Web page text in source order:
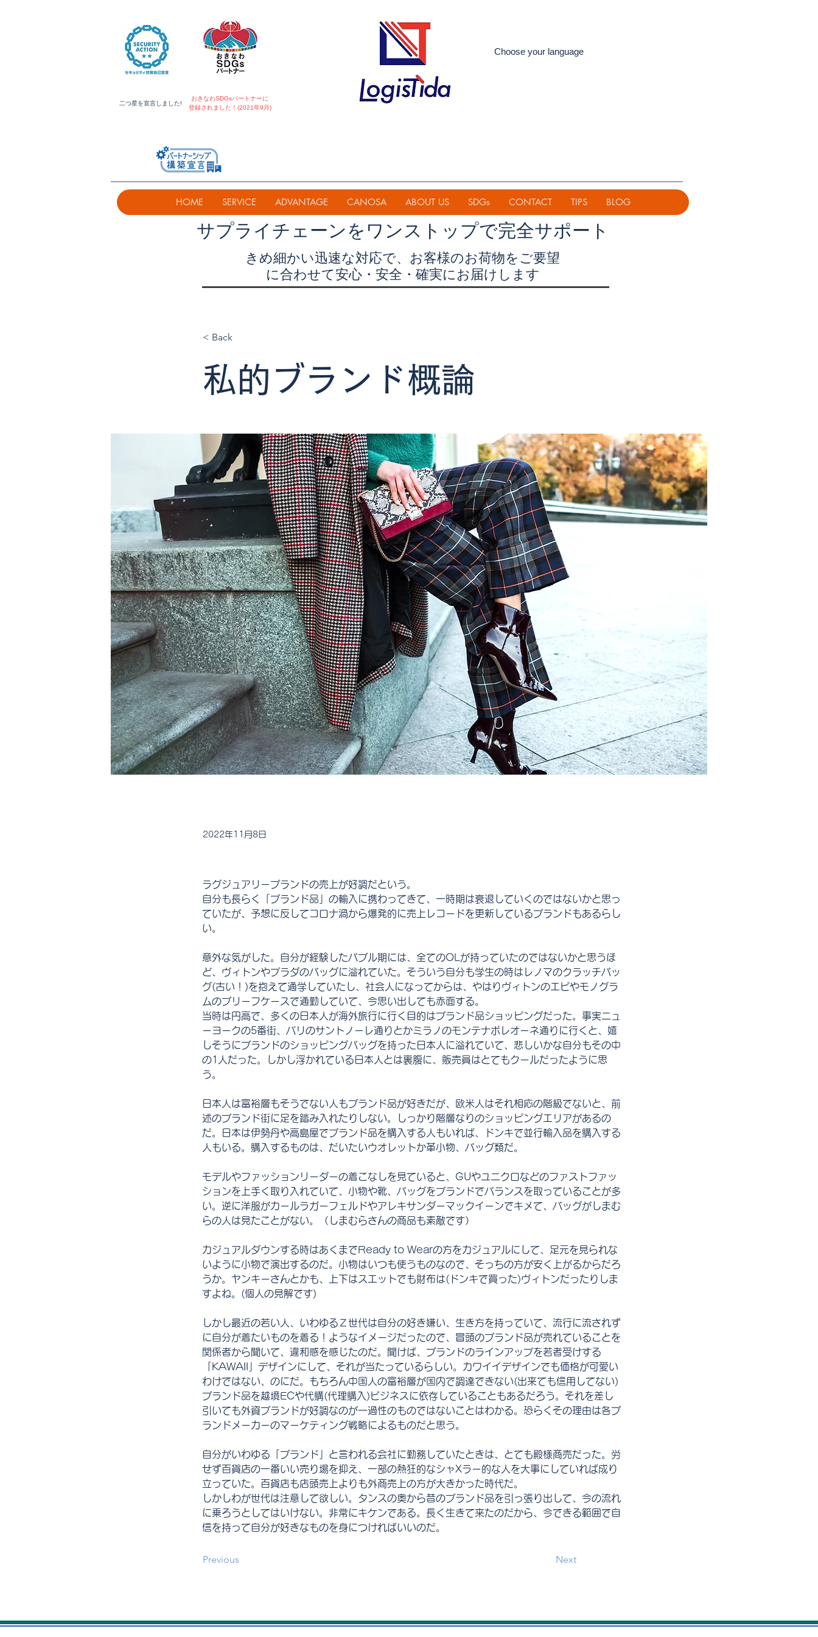
​二つ星を宣言しました!
おきなわSDGsパートナーに
登録されました！(2021年9月)
Choose your language
HOME SERVICE ADVANTAGE CANOSA ABOUT US SDGs CONTACT TIPS BLOG
​サプライチェーンを ワンストップで完全サポート
きめ細かい迅速な対応で、お客様のお荷物をご要望
に合わせて安心・安全・確実にお届けします
< Back
私的ブランド概論
2022年11月8日
ラグジュアリーブランドの売上が好調だという。
自分も長らく「ブランド品」の輸入に携わってきて、一時期は衰退していくのではないかと思っ
ていたが、予想に反してコロナ渦から爆発的に売上レコードを更新しているブランドもあるらし
い。
意外な気がした。自分が経験したバブル期には、全てのOLが持っていたのではないかと思うほ
ど、ヴィトンやプラダのバッグに溢れていた。そういう自分も学生の時はレノマのクラッチバッ
グ(古い！)を抱えて通学していたし、社会人になってからは、やはりヴィトンのエピやモノグラ
ムのブリーフケースで通勤していて、今思い出しても赤面する。
当時は円高で、多くの日本人が海外旅行に行く目的はブランド品ショッピングだった。事実ニュ
ーヨークの5番街、パリのサントノーレ通りとかミラノのモンテナポレオーネ通りに行くと、嬉
しそうにブランドのショッピングバッグを持った日本人に溢れていて、悲しいかな自分もその中
の1人だった。しかし浮かれている日本人とは裏腹に、販売員はとてもクールだったように思
う。
日本人は富裕層もそうでない人もブランド品が好きだが、欧米人はそれ相応の階級でないと、前
述のブランド街に足を踏み入れたりしない。しっかり階層なりのショッピングエリアがあるの
だ。日本は伊勢丹や高島屋でブランド品を購入する人もいれば、ドンキで並行輸入品を購入する
人もいる。購入するものは、だいたいウオレットか革小物、バッグ類だ。
モデルやファッションリーダーの着こなしを見ていると、GUやユニクロなどのファストファッ
ションを上手く取り入れていて、小物や靴、バッグをブランドでバランスを取っていることが多
い。逆に洋服がカールラガーフェルドやアレキサンダーマックイーンでキメて、バッグがしまむ
らの人は見たことがない。（しまむらさんの商品も素敵です）
カジュアルダウンする時はあくまでReady to Wearの方をカジュアルにして、足元を見られな
いように小物で演出するのだ。小物はいつも使うものなので、そっちの方が安く上がるからだろ
うか。ヤンキーさんとかも、上下はスエットでも財布は(ドンキで買った)ヴィトンだったりしま
すよね。(個人の見解です)
しかし最近の若い人、いわゆるＺ世代は自分の好き嫌い、生き方を持っていて、流行に流されず
に自分が着たいものを着る！ようなイメージだったので、冒頭のブランド品が売れていることを
関係者から聞いて、違和感を感じたのだ。聞けば、ブランドのラインアップを若者受けする
「KAWAII」デザインにして、それが当たっているらしい。カワイイデザインでも価格が可愛い
わけではない、のにだ。もちろん中国人の富裕層が国内で調達できない(出来ても信用してない)
ブランド品を越境ECや代購(代理購入)ビジネスに依存していることもあるだろう。それを差し
引いても外資ブランドが好調なのが一過性のものではないことはわかる。恐らくその理由は各ブ
ランドメーカーのマーケティング戦略によるものだと思う。
自分がいわゆる「ブランド」と言われる会社に勤務していたときは、とても殿様商売だった。労
せず百貨店の一番いい売り場を抑え、一部の熱狂的なシャXラー的な人を大事にしていれば成り
立っていた。百貨店も店頭売上よりも外商売上の方が大きかった時代だ。
しかしわが世代は注意して欲しい。タンスの奥から昔のブランド品を引っ張り出して、今の流れ
に乗ろうとしてはいけない。非常にキケンである。長く生きて来たのだから、今できる範囲で自
信を持って自分が好きなものを身につければいいのだ。
Previous Next